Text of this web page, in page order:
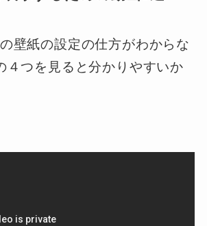
壁紙の設定の仕方がわからな
４つを見ると分かりやすいか